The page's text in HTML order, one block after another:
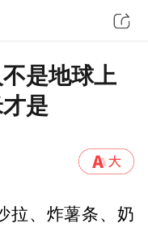
是地球上
是
拉、炸薯条、奶